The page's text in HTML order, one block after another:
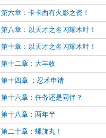
第六章：卡卡西有火影之资！
第八章：以天才之名闪耀木叶！
（上）
第十章：以天才之名闪耀木叶！
（下）
第十二章：大丰收
第十四章 ：忍术申请
第十六章：任务还是同伴？
第十八章：两年半
第二十章：螺旋丸！